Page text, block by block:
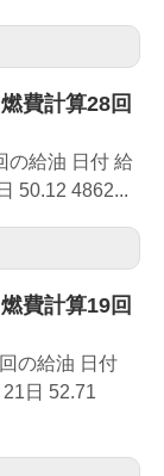
費計算28回
の給油 日付 給
50.12 4862...
費計算19回
の給油 日付
日 52.71